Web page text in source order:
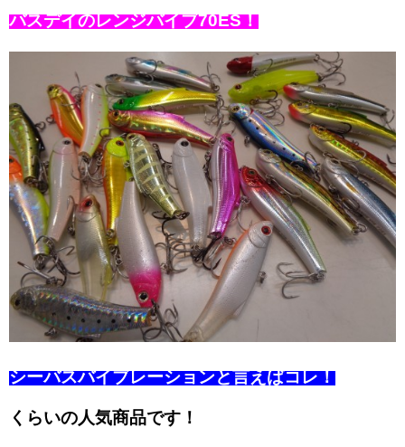
バスデイのレンジバイブ70ES！
シーバスバイブレーションと言えばコレ！
くらいの人気商品です！